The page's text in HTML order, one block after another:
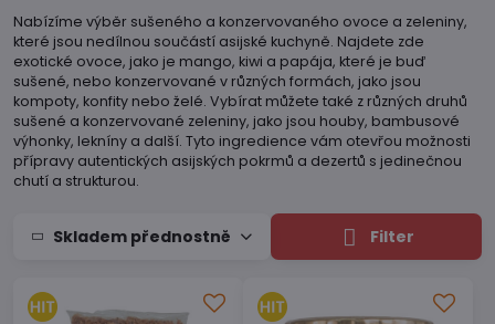
Nabízíme výběr sušeného a konzervovaného ovoce a zeleniny,
které jsou nedílnou součástí asijské kuchyně. Najdete zde
exotické ovoce, jako je mango, kiwi a papája, které je buď
sušené, nebo konzervované v různých formách, jako jsou
kompoty, konfity nebo želé. Vybírat můžete také z různých druhů
sušené a konzervované zeleniny, jako jsou houby, bambusové
výhonky, lekníny a další. Tyto ingredience vám otevřou možnosti
přípravy autentických asijských pokrmů a dezertů s jedinečnou
chutí a strukturou.
Skladem přednostně Filter